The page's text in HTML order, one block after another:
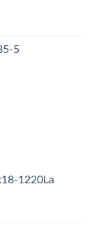
5
1220La